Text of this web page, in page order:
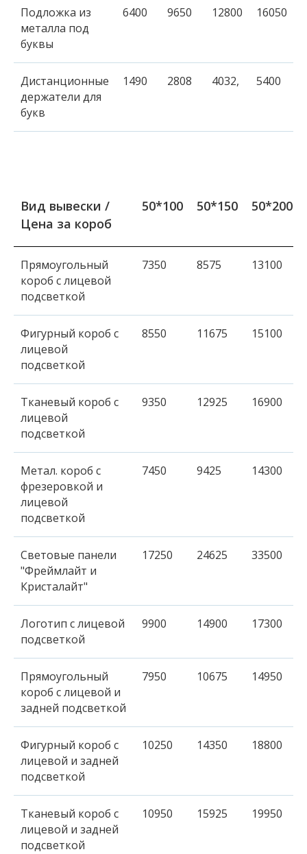
Подложка из
металла под
буквы
6400 9650 12800 16050
Дистанционные
держатели для
букв
1490 2808 4032, 5400
Вид вывески /
Цена за короб
50*100 50*150 50*200
Прямоугольный
короб с лицевой
подсветкой
7350 8575 13100
Фигурный короб с
лицевой
подсветкой
8550 11675 15100
Тканевый короб с
лицевой
подсветкой
9350 12925 16900
Метал. короб с
фрезеровкой и
лицевой
подсветкой
7450 9425 14300
Световые панели
"Фреймлайт и
Кристалайт"
17250 24625 33500
Логотип с лицевой
подсветкой
9900 14900 17300
Прямоугольный
короб с лицевой и
задней подсветкой
7950 10675 14950
Фигурный короб с
лицевой и задней
подсветкой
10250 14350 18800
Тканевый короб с
лицевой и задней
подсветкой
10950 15925 19950